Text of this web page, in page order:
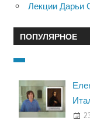
Лекции Дарьи
ПОПУЛЯРНОЕ